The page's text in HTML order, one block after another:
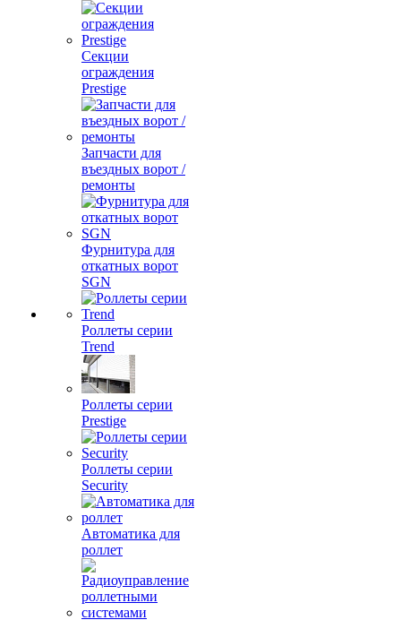
Секции
ограждения
Prestige
Запчасти для
въездных ворот /
ремонты
Фурнитура для
откатных ворот
SGN
Роллеты серии
Trend
Роллеты серии
Prestige
Роллеты серии
Security
Автоматика для
роллет